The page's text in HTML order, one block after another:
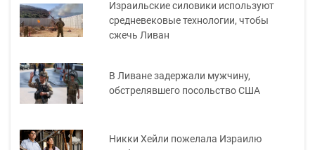
Израильские силовики используют
средневековые технологии, чтобы
сжечь Ливан
В Ливане задержали мужчину,
обстрелявшего посольство США
Никки Хейли пожелала Израилю